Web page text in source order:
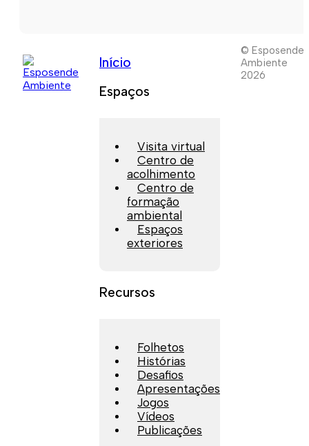
Início
Espaços
Visita virtual
Centro de
acolhimento
Centro de
formação
ambiental
Espaços
exteriores
Recursos
Folhetos
Histórias
Desafios
Apresentações
Jogos
Vídeos
Publicações
© Esposende
Ambiente
2026